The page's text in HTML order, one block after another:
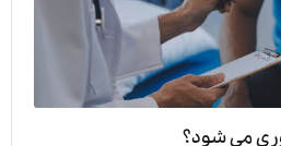
می‌ شود؟